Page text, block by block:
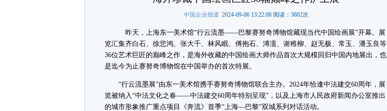
中国企业报道 2024-09-06 13:22:08 阅读： 3802次
昨天，上海东一美术馆“行云流墨——巴黎赛努奇博物馆藏现当代中国绘画展”开幕。展
览汇集齐白石、徐悲鸿、张大千、林风眠、傅抱石、溥濡、谢稚柳、赵无极、常玉、潘玉良等
36位艺术巨匠的巅峰之作，是海外收藏的中国绘画大师作品首次大规模回归中国内地展出，也
是迄今为止赛努奇博物馆在中国举办的首次特展。
“行云流墨展”由东一美术馆携手赛努奇博物馆联合主办。2024年恰逢中法建交60周年，展
览被纳入“中法文化之春——中法建交60周年特别呈现”，以及上海市人民政府新闻办公室推出
的城市形象推广重点项目《奔流》首季“上海—巴黎”双城系列对话活动。